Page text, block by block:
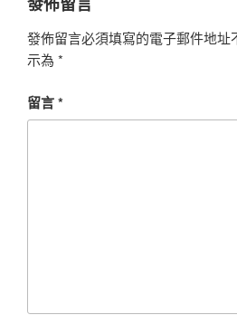
發佈留言必須填寫的電子郵件地址
示為 *
留言*